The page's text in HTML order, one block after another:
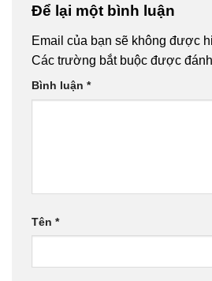
Để lại một bình luận
Email của bạn sẽ không được
Các trường bắt buộc được
Bình luận *
Tên *